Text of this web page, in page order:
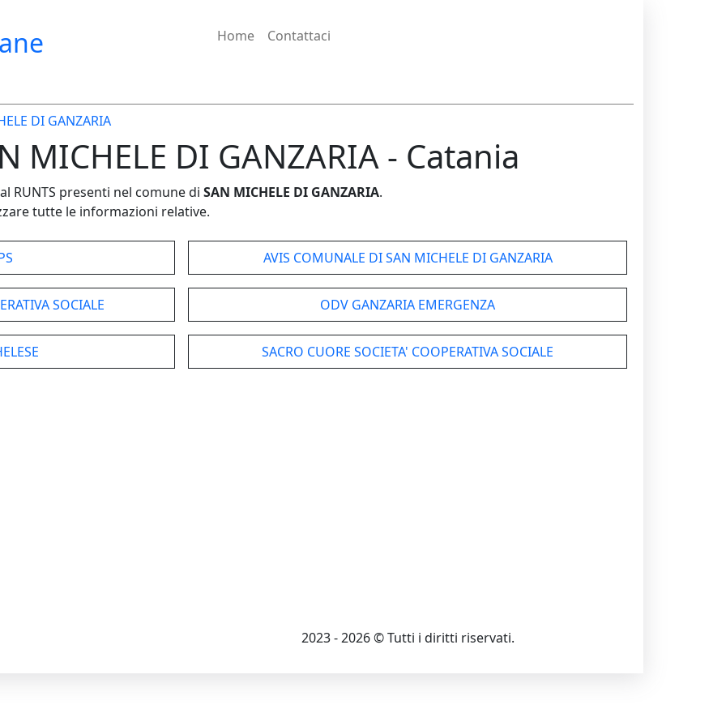
Home Contattaci
DI GANZARIA
MICHELE DI GANZARIA - Catania
RUNTS presenti nel comune di SAN MICHELE DI GANZARIA.
tutte le informazioni relative.
AVIS COMUNALE DI SAN MICHELE DI GANZARIA
SOCIALE ODV GANZARIA EMERGENZA
SACRO CUORE SOCIETA' COOPERATIVA SOCIALE
2023 - 2026 © Tutti i diritti riservati.